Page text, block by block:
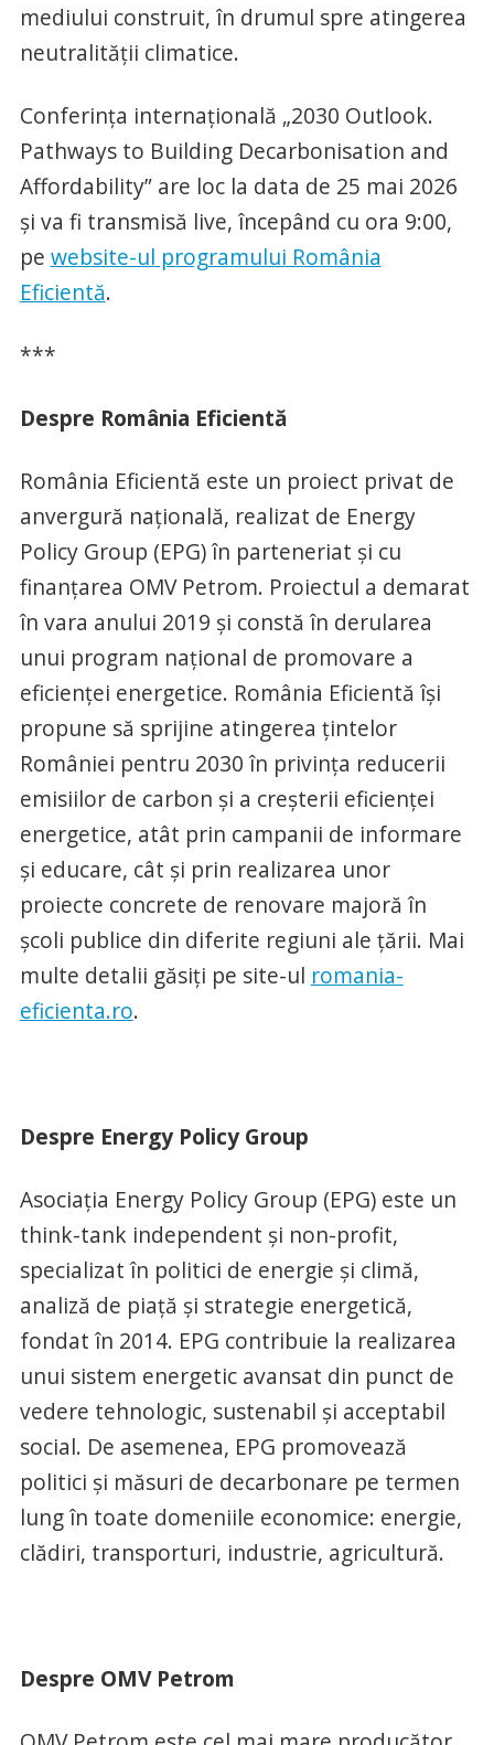
mediului construit, în drumul spre atingerea
neutralității climatice.
Conferința internațională „2030 Outlook.
Pathways to Building Decarbonisation and
Affordability” are loc la data de 25 mai 2026
și va fi transmisă live, începând cu ora 9:00,
pe website-ul programului România
Eficientă.
***
Despre România Eficientă
România Eficientă este un proiect privat de
anvergură națională, realizat de Energy
Policy Group (EPG) în parteneriat și cu
finanțarea OMV Petrom. Proiectul a demarat
în vara anului 2019 și constă în derularea
unui program național de promovare a
eficienței energetice. România Eficientă își
propune să sprijine atingerea țintelor
României pentru 2030 în privința reducerii
emisiilor de carbon și a creșterii eficienței
energetice, atât prin campanii de informare
și educare, cât și prin realizarea unor
proiecte concrete de renovare majoră în
școli publice din diferite regiuni ale țării. Mai
multe detalii găsiți pe site-ul romania-
eficienta.ro.
Despre Energy Policy Group
Asociația Energy Policy Group (EPG) este un
think-tank independent și non-profit,
specializat în politici de energie și climă,
analiză de piață și strategie energetică,
fondat în 2014. EPG contribuie la realizarea
unui sistem energetic avansat din punct de
vedere tehnologic, sustenabil și acceptabil
social. De asemenea, EPG promovează
politici și măsuri de decarbonare pe termen
lung în toate domeniile economice: energie,
clădiri, transporturi, industrie, agricultură.
Despre OMV Petrom